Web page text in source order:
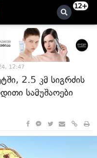
12+
12:47
2.5 კმ სიგრძის
სამუშაოები